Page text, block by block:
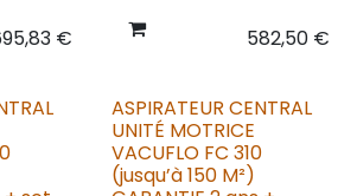
€
582,50 €
ASPIRATEUR CENTRAL
UNITÉ MOTRICE
VACUFLO FC 310
(jusqu’à 150 M²)